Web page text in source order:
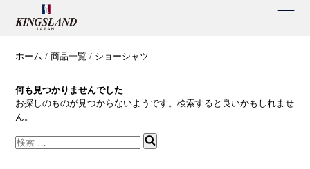
ホーム 商品一覧 ショーシャツ
何も見つかりませんでした
お探しのものが見つからないようです。検索すると良いかもしれませ
ん。